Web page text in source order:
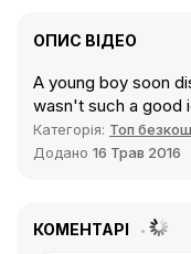
ОПИС ВІДЕО
A young boy soon
wasn't such a good
Категорія: Топ
Додано 16 Трав 2016
КОМЕНТАРІ